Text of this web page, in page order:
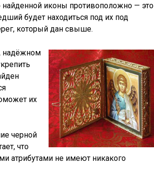
иконы противоположно — это
будет находиться под их под
который дан свыше.
надёжном
их
черной
что
атрибутами не имеют никакого